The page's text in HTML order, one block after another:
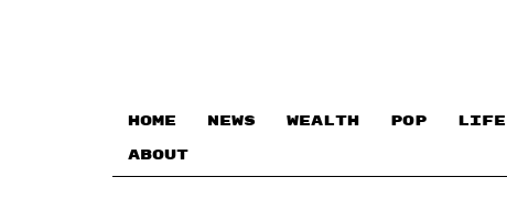
HOME NEWS WEALTH POP LIFE
ABOUT